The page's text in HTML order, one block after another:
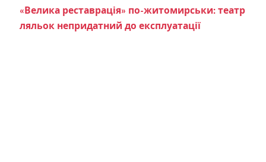
«Велика реставрація» по-житомирськи: театр
ляльок непридатний до експлуатації